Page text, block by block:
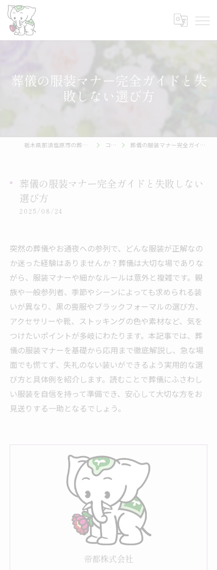
葬儀の服装マナー完全ガイドと失
敗しない選び方
栃木県那須塩原市の葬儀なら帝都株式会社 コラム 葬儀の服装マナー完全ガイドと失敗しない選び方
葬儀の服装マナー完全ガイドと失敗しない
選び方
2025/08/24
突然の葬儀やお通夜への参列で、どんな服装が正解なの
か迷った経験はありませんか？葬儀は大切な場でありな
がら、服装マナーや細かなルールは意外と複雑です。親
族や一般参列者、季節やシーンによっても求められる装
いが異なり、黒の喪服やブラックフォーマルの選び方、
アクセサリーや靴、ストッキングの色や素材など、気を
つけたいポイントが多岐にわたります。本記事では、葬
儀の服装マナーを基礎から応用まで徹底解説し、急な場
面でも慌てず、失礼のない装いができるよう実用的な選
び方と具体例を紹介します。読むことで葬儀にふさわし
い服装を自信を持って準備でき、安心して大切な方をお
見送りする一助となるでしょう。
帝都株式会社